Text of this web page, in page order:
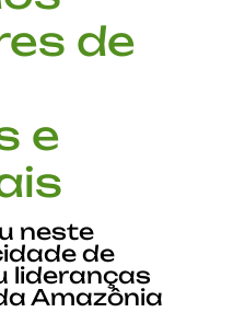
de
e
neste
de
lideranças
Amazônia